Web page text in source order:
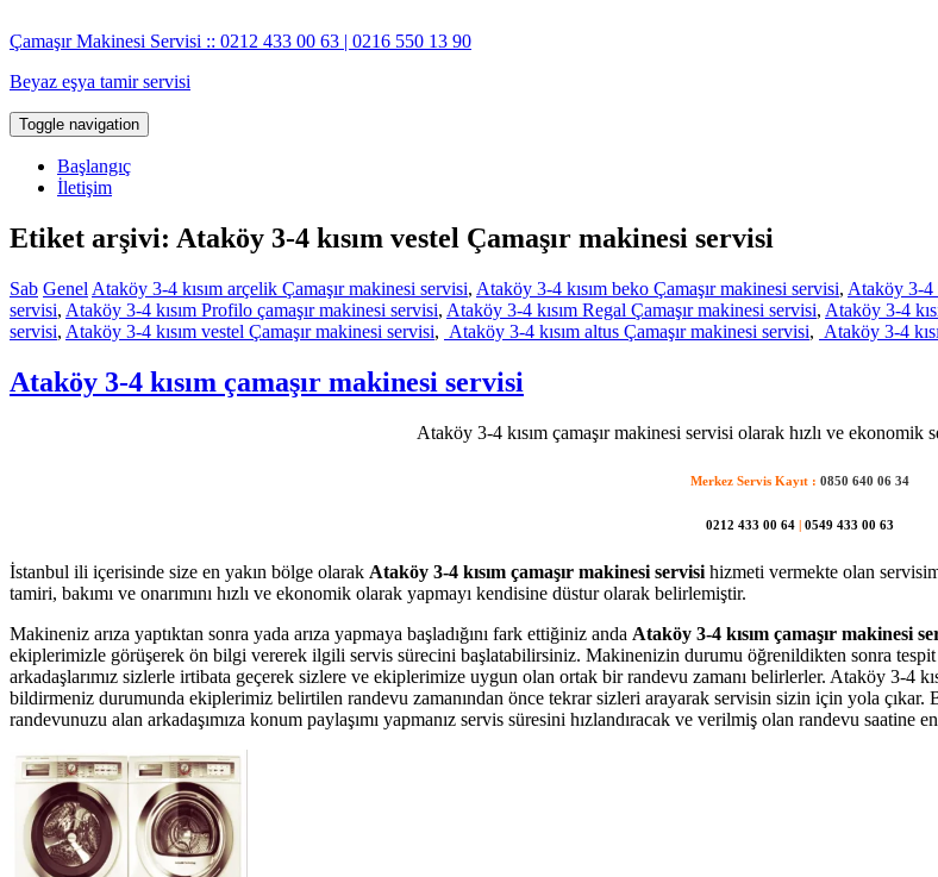
geç
Çamaşır Makinesi Servisi :: 0212 433 00 63 | 0216 550 13 90
Beyaz eşya tamir servisi
Toggle navigation
Başlangıç
İletişim
Etiket arşivi: Ataköy 3-4 kısım vestel Çamaşır makinesi servisi
Sab Genel Ataköy 3-4 kısım arçelik Çamaşır makinesi servisi, Ataköy 3-4 kısım beko Çamaşır makinesi servisi, Ataköy 3-4
servisi, Ataköy 3-4 kısım Profilo çamaşır makinesi servisi, Ataköy 3-4 kısım Regal Çamaşır makinesi servisi, Ataköy 3-4
servisi, Ataköy 3-4 kısım vestel Çamaşır makinesi servisi, Ataköy 3-4 kısım altus Çamaşır makinesi servisi, Ataköy 3-4
Ataköy 3-4 kısım çamaşır makinesi servisi
Ataköy 3-4 kısım çamaşır makinesi servisi olarak hızlı ve ekonomik
Merkez Servis Kayıt : 0850 640 06 34
0212 433 00 64 | 0549 433 00 63
İstanbul ili içerisinde size en yakın bölge olarak Ataköy 3-4 kısım çamaşır makinesi servisi hizmeti vermekte olan
tamiri, bakımı ve onarımını hızlı ve ekonomik olarak yapmayı kendisine düstur olarak belirlemiştir.
Makineniz arıza yaptıktan sonra yada arıza yapmaya başladığını fark ettiğiniz anda Ataköy 3-4 kısım çamaşır makinesi
ekiplerimizle görüşerek ön bilgi vererek ilgili servis sürecini başlatabilirsiniz. Makinenizin durumu öğrenildikten sonra
arkadaşlarımız sizlerle irtibata geçerek sizlere ve ekiplerimize uygun olan ortak bir randevu zamanı belirlerler. Ataköy 3-4
bildirmeniz durumunda ekiplerimiz belirtilen randevu zamanından önce tekrar sizleri arayarak servisin sizin için yola çıkar.
randevunuzu alan arkadaşımıza konum paylaşımı yapmanız servis süresini hızlandıracak ve verilmiş olan randevu saatine